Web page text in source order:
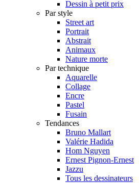
Dessin à petit prix
Par style
Street art
Portrait
Abstrait
Animaux
Nature morte
Par technique
Aquarelle
Collage
Encre
Pastel
Fusain
Tendances
Bruno Mallart
Valérie Hadida
Hom Nguyen
Ernest Pignon-Ernest
Jazzu
Tous les dessinateurs